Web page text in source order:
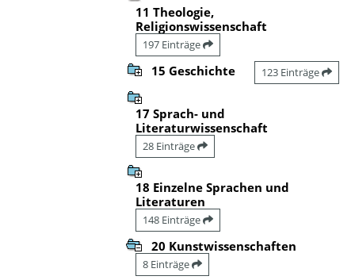
11 Theologie,
Religionswissenschaft
197 Einträge
15 Geschichte 123 Einträge
17 Sprach- und
Literaturwissenschaft
28 Einträge
18 Einzelne Sprachen und
Literaturen
148 Einträge
20 Kunstwissenschaften
8 Einträge